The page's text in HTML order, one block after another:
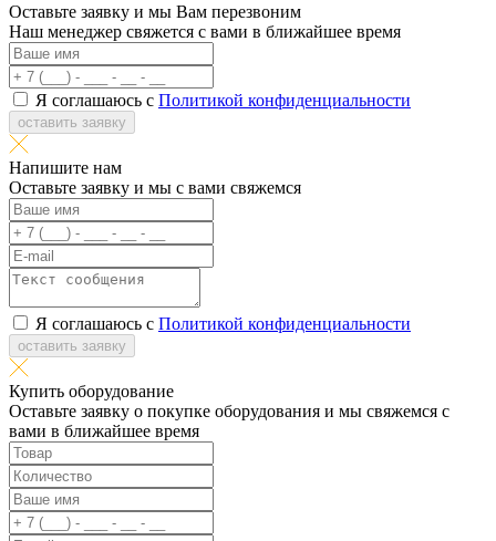
Оставьте заявку и мы Вам перезвоним
Наш менеджер свяжется с вами в ближайшее время
Я соглашаюсь с Политикой конфиденциальности
оставить заявку
Напишите нам
Оставьте заявку и мы с вами свяжемся
Я соглашаюсь с Политикой конфиденциальности
оставить заявку
Купить оборудование
Оставьте заявку о покупке оборудования и мы свяжемся с
вами в ближайшее время